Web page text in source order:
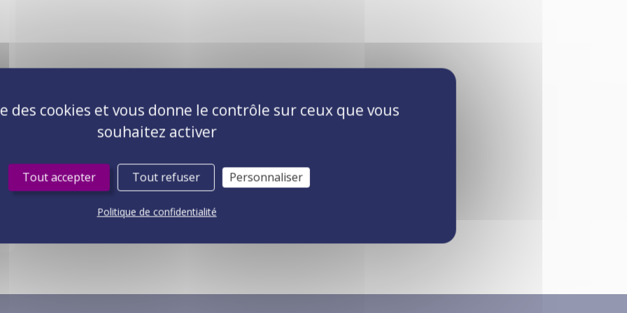
des cookies et vous donne le contrôle sur ceux que vous
souhaitez activer
Tout accepter Tout refuser Personnaliser
Politique de confidentialité